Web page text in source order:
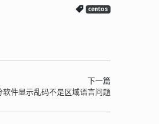
centos
下一篇
件显示乱码不是区域语言问题